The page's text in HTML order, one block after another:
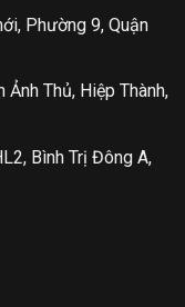
Phường 9, Quận
Thủ, Hiệp Thành,
Bình Trị Đông A,